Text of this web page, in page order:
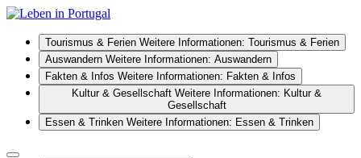
Tourismus & Ferien Weitere Informationen: Tourismus & Ferien
Auswandern Weitere Informationen: Auswandern
Fakten & Infos Weitere Informationen: Fakten & Infos
Kultur & Gesellschaft Weitere Informationen: Kultur &
Gesellschaft
Essen & Trinken Weitere Informationen: Essen & Trinken